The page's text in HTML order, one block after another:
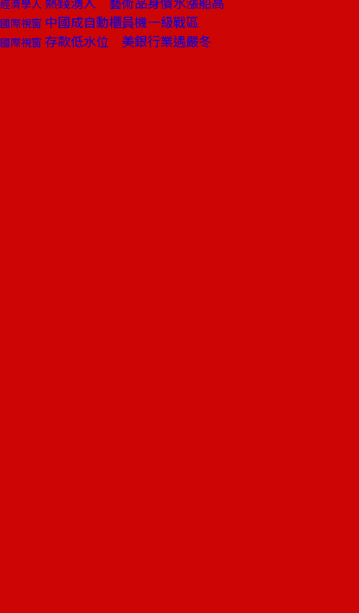
經濟學人
國際視窗 中國成自動櫃員機一級戰區
國際視窗 存款低水位 美銀行業遇嚴冬